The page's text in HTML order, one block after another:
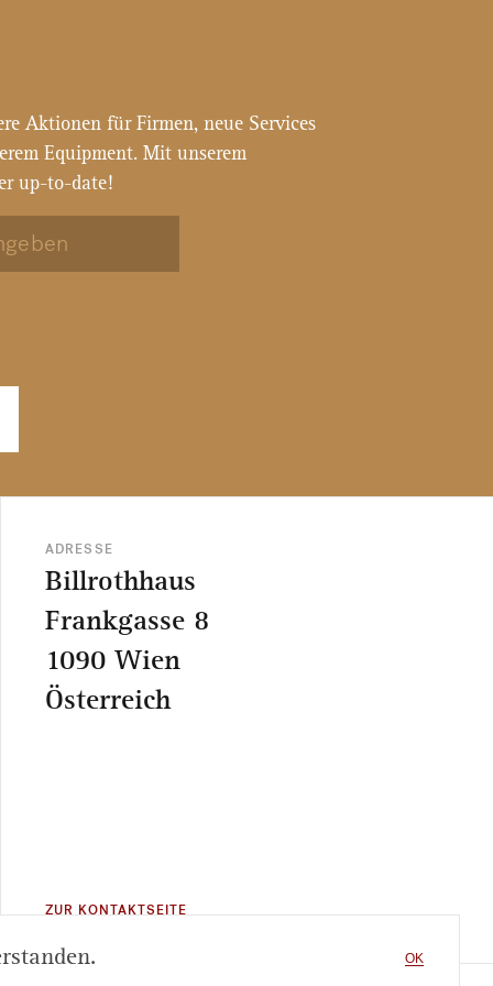
Aktionen für Firmen, neue Services
Equipment. Mit unserem
up-to-date!
ADRESSE
Billrothhaus
Frankgasse 8
1090 Wien
Österreich
ZUR KONTAKTSEITE
OK